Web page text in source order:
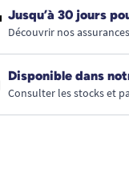
Jusqu’à 30 jours
Découvrir nos
Disponible dans
Consulter les stocks et